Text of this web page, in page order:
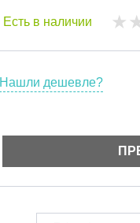
Установка
Есть в наличии
Нашли дешевле?